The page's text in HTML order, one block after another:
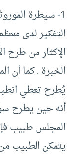
1- سيطرة
التفكير لدى
الإكثار من طرح
الخبرة . كما أن
يُطرح تعطي
أنه حين يطرح
المجلس طبيب
يتمكن الطبيب